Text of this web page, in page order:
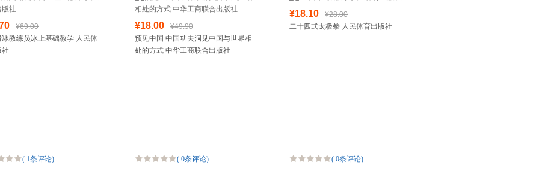
¥69.00
冰教练员冰上基础教学 人民体
社
( 1条评论)
¥18.00
¥49.90
预见中国 中国功夫洞见中国与世界相
处的方式 中华工商联合出版社
( 0条评论)
¥18.10
¥28.00
二十四式太极拳 人民体育出版社
( 0条评论)